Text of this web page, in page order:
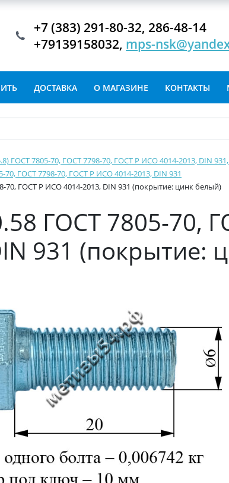
+7 (383) 291-80-32, 286-48-14
+79139158032, mps-
ДОСТАВКА О МАГАЗИНЕ КОНТАКТЫ
ГОСТ 7805-70, ГОСТ 7798-70, ГОСТ Р ИСО 4014-2013, DIN
70, ГОСТ 7798-70, ГОСТ Р ИСО 4014-2013, DIN 931
70, ГОСТ Р ИСО 4014-2013, DIN 931 (покрытие: цинк белый)
ГОСТ 7805-70,
931 (покрытие: